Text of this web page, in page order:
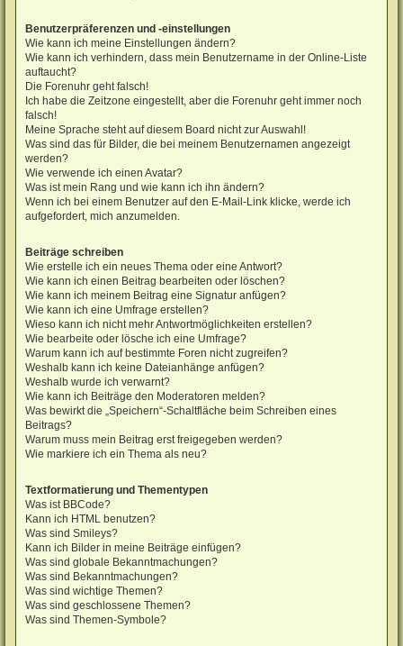
Benutzerpräferenzen und -einstellungen
Wie kann ich meine Einstellungen ändern?
Wie kann ich verhindern, dass mein Benutzername in der Online-Liste
auftaucht?
Die Forenuhr geht falsch!
Ich habe die Zeitzone eingestellt, aber die Forenuhr geht immer noch
falsch!
Meine Sprache steht auf diesem Board nicht zur Auswahl!
Was sind das für Bilder, die bei meinem Benutzernamen angezeigt
werden?
Wie verwende ich einen Avatar?
Was ist mein Rang und wie kann ich ihn ändern?
Wenn ich bei einem Benutzer auf den E-Mail-Link klicke, werde ich
aufgefordert, mich anzumelden.
Beiträge schreiben
Wie erstelle ich ein neues Thema oder eine Antwort?
Wie kann ich einen Beitrag bearbeiten oder löschen?
Wie kann ich meinem Beitrag eine Signatur anfügen?
Wie kann ich eine Umfrage erstellen?
Wieso kann ich nicht mehr Antwortmöglichkeiten erstellen?
Wie bearbeite oder lösche ich eine Umfrage?
Warum kann ich auf bestimmte Foren nicht zugreifen?
Weshalb kann ich keine Dateianhänge anfügen?
Weshalb wurde ich verwarnt?
Wie kann ich Beiträge den Moderatoren melden?
Was bewirkt die „Speichern“-Schaltfläche beim Schreiben eines
Beitrags?
Warum muss mein Beitrag erst freigegeben werden?
Wie markiere ich ein Thema als neu?
Textformatierung und Thementypen
Was ist BBCode?
Kann ich HTML benutzen?
Was sind Smileys?
Kann ich Bilder in meine Beiträge einfügen?
Was sind globale Bekanntmachungen?
Was sind Bekanntmachungen?
Was sind wichtige Themen?
Was sind geschlossene Themen?
Was sind Themen-Symbole?